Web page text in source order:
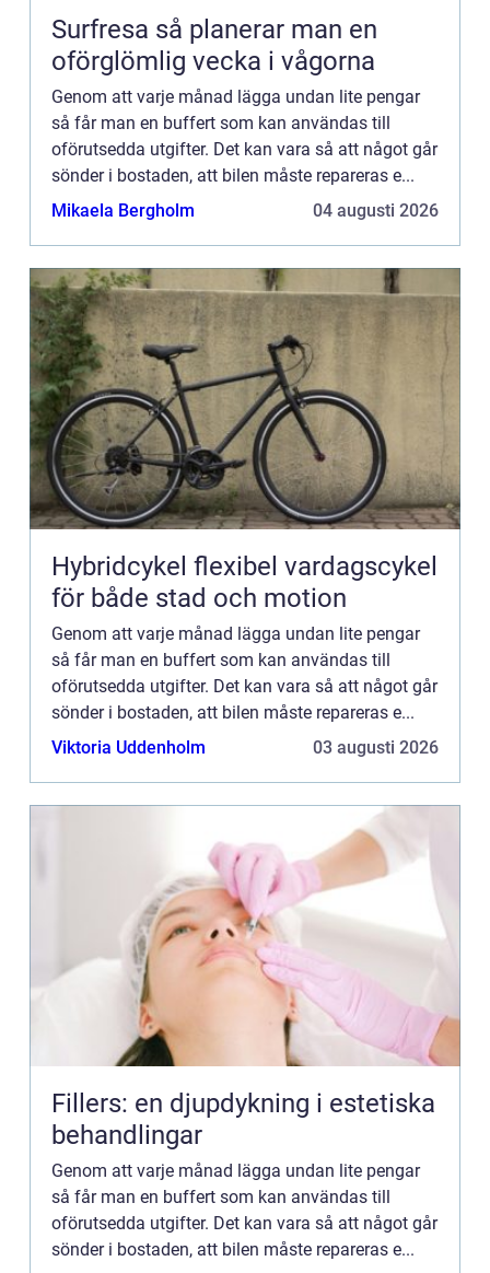
Surfresa så planerar man en
oförglömlig vecka i vågorna
Genom att varje månad lägga undan lite pengar
så får man en buffert som kan användas till
oförutsedda utgifter. Det kan vara så att något går
sönder i bostaden, att bilen måste repareras e...
Mikaela Bergholm
04 augusti 2026
Hybridcykel flexibel vardagscykel
för både stad och motion
Genom att varje månad lägga undan lite pengar
så får man en buffert som kan användas till
oförutsedda utgifter. Det kan vara så att något går
sönder i bostaden, att bilen måste repareras e...
Viktoria Uddenholm
03 augusti 2026
Fillers: en djupdykning i estetiska
behandlingar
Genom att varje månad lägga undan lite pengar
så får man en buffert som kan användas till
oförutsedda utgifter. Det kan vara så att något går
sönder i bostaden, att bilen måste repareras e...